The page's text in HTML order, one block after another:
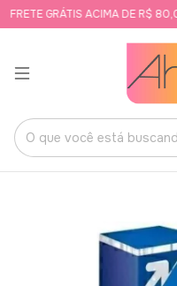
GRÁTIS ACIMA DE R$ 80,00